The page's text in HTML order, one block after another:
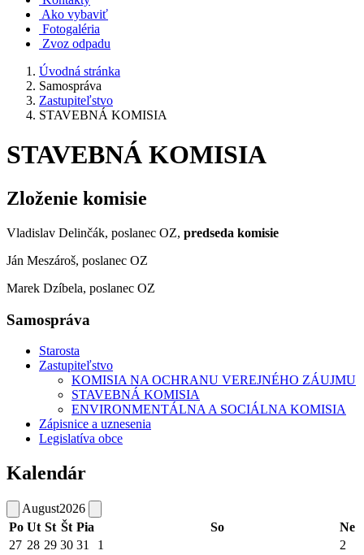
Ako vybaviť
Fotogaléria
Zvoz odpadu
Úvodná stránka
Samospráva
Zastupiteľstvo
STAVEBNÁ KOMISIA
STAVEBNÁ KOMISIA
Zloženie komisie
Vladislav Delinčák, poslanec OZ, predseda komisie
Ján Meszároš, poslanec OZ
Marek Dzíbela, poslanec OZ
Samospráva
Starosta
Zastupiteľstvo
KOMISIA NA OCHRANU VEREJNÉHO ZÁUJMU
STAVEBNÁ KOMISIA
ENVIRONMENTÁLNA A SOCIÁLNA KOMISIA
Zápisnice a uznesenia
Legislatíva obce
Kalendár
August2026
Po Ut St Št Pia So
Ne
27 28 29 30 31 1 2